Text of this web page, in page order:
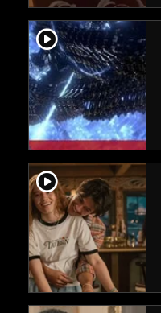
player2
player2